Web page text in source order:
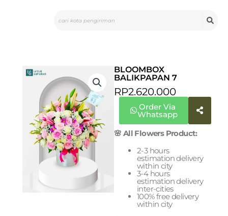
BLOOMBOX
BALIKPAPAN 7
RP2.620.000
Order Via
Whatsapp
🌸 All Flowers Product:
2-3 hours
estimation delivery
within city
3-4 hours
estimation delivery
inter-cities
100% free delivery
within city